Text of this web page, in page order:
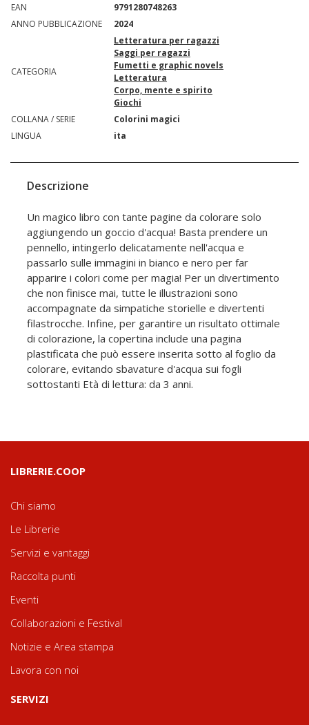
EAN
9791280748263
ANNO PUBBLICAZIONE
2024
CATEGORIA
Letteratura per ragazzi
Saggi per ragazzi
Fumetti e graphic novels
Letteratura
Corpo, mente e spirito
Giochi
COLLANA / SERIE
Colorini magici
LINGUA
ita
Descrizione
Un magico libro con tante pagine da colorare solo
aggiungendo un goccio d'acqua! Basta prendere un
pennello, intingerlo delicatamente nell'acqua e
passarlo sulle immagini in bianco e nero per far
apparire i colori come per magia! Per un divertimento
che non finisce mai, tutte le illustrazioni sono
accompagnate da simpatiche storielle e divertenti
filastrocche. Infine, per garantire un risultato ottimale
di colorazione, la copertina include una pagina
plastificata che può essere inserita sotto al foglio da
colorare, evitando sbavature d'acqua sui fogli
sottostanti Età di lettura: da 3 anni.
LIBRERIE.COOP
Chi siamo
Le Librerie
Servizi e vantaggi
Raccolta punti
Eventi
Collaborazioni e Festival
Notizie e Area stampa
Lavora con noi
SERVIZI